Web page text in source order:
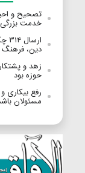
تصحیح و
خدمت
دین، فرهنگ
زهد و
حوزه بود
رفع بیکاری
مسئولان